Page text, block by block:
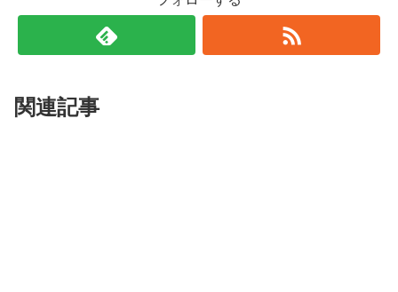
関連記事